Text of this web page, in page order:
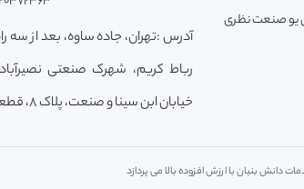
صنعت نظری
آدرس :تهران، جاده ساوه، بعد از سه
رباط کریم، شهرک صنعتی
خیابان ابن سینا و صنعت، پلاک 8، قطعه M1.
بنیان با ارزش افزوده بالا می پردازد